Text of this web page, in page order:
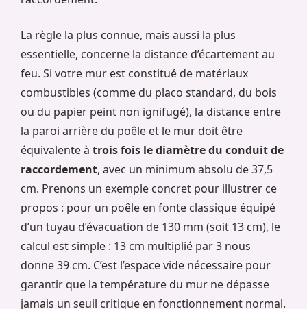
La règle la plus connue, mais aussi la plus
essentielle, concerne la distance d’écartement au
feu. Si votre mur est constitué de matériaux
combustibles (comme du placo standard, du bois
ou du papier peint non ignifugé), la distance entre
la paroi arrière du poêle et le mur doit être
équivalente à trois fois le diamètre du conduit de
raccordement, avec un minimum absolu de 37,5
cm. Prenons un exemple concret pour illustrer ce
propos : pour un poêle en fonte classique équipé
d’un tuyau d’évacuation de 130 mm (soit 13 cm), le
calcul est simple : 13 cm multiplié par 3 nous
donne 39 cm. C’est l’espace vide nécessaire pour
garantir que la température du mur ne dépasse
jamais un seuil critique en fonctionnement normal.